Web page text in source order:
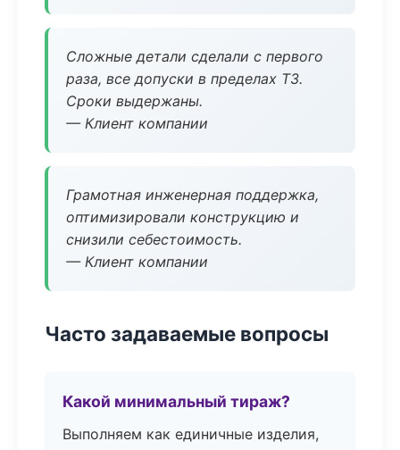
Сложные детали сделали с первого
раза, все допуски в пределах ТЗ.
Сроки выдержаны.
— Клиент компании
Грамотная инженерная поддержка,
оптимизировали конструкцию и
снизили себестоимость.
— Клиент компании
Часто задаваемые вопросы
Какой минимальный тираж?
Выполняем как единичные изделия,